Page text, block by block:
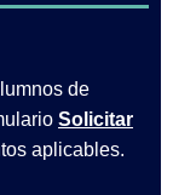
de
Solicitar
aplicables.